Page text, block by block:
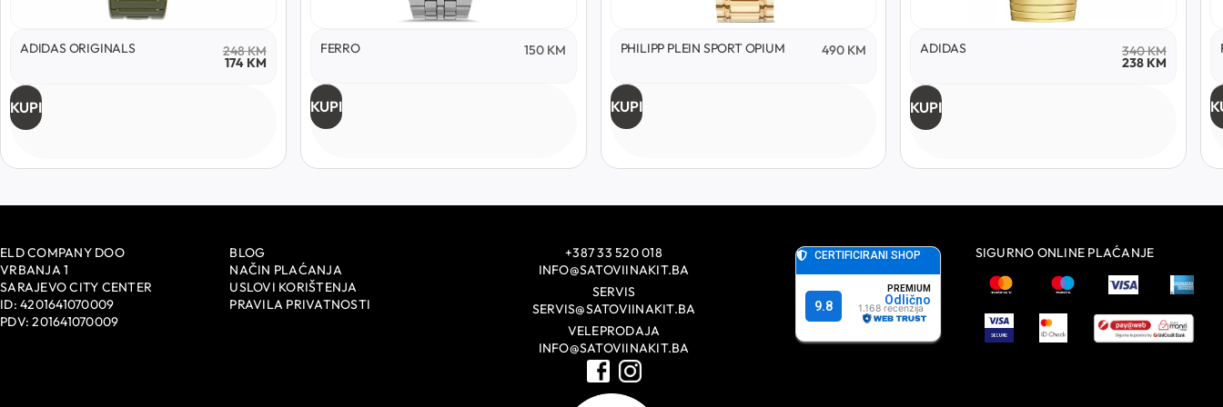
ADIDAS ORIGINALS 248KM
174 KM
KUPI
FERRO 150 KM
KUPI
PHILIPP PLEIN SPORT OPIUM 490 KM
KUPI
ADIDAS 340KM
238 KM
KUPI
ELD COMPANY DOO
VRBANJA 1
SARAJEVO CITY CENTER
ID: 4201641070009
PDV: 201641070009
BLOG
NAČIN PLAĆANJA
USLOVI KORIŠTENJA
PRAVILA PRIVATNOSTI
+387 33 520 018
INFO@SATOVIINAKIT.BA
SERVIS
SERVIS@SATOVIINAKIT.BA
VELEPRODAJA
INFO@SATOVIINAKIT.BA
SIGURNO ONLINE PLAĆANJE